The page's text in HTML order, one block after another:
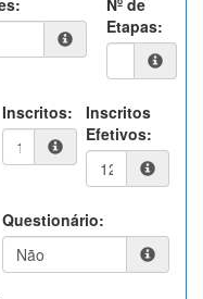
Nº de
Etapas:
Inscritos:
Inscritos
Efetivos:
Questionário: